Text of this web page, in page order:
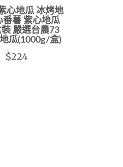
心地瓜 冰烤地
番薯 紫心地瓜
嚴選台農73
瓜(1000g/盒)
$224